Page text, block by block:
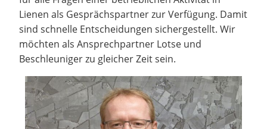
Lienen als Gesprächspartner zur Verfügung. Damit
sind schnelle Entscheidungen sichergestellt. Wir
möchten als Ansprechpartner Lotse und
Beschleuniger zu gleicher Zeit sein.